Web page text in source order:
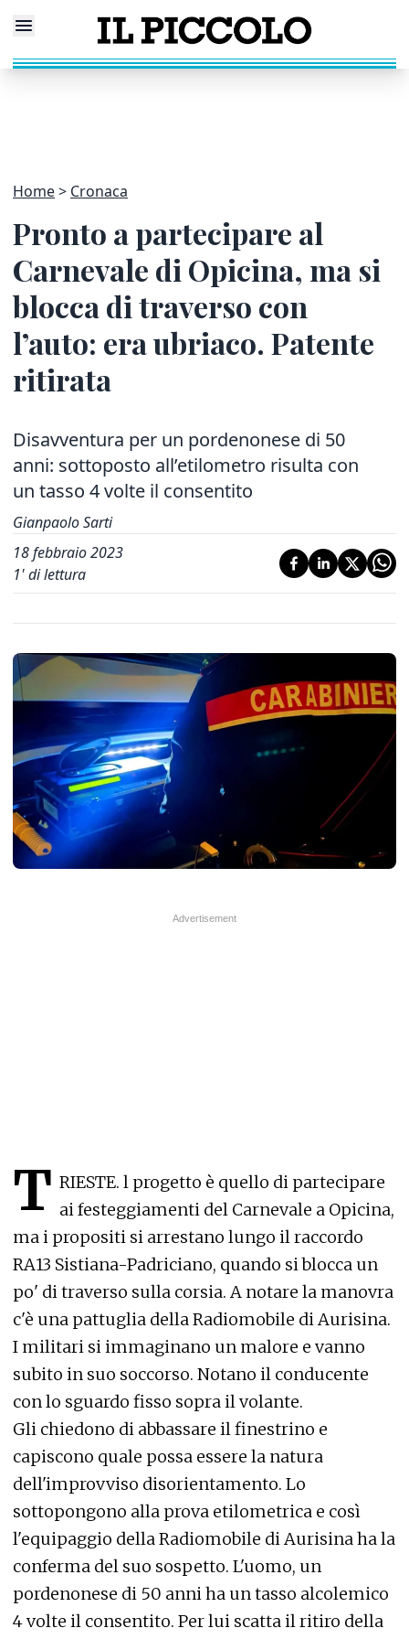
Home Cronaca
Pronto a partecipare al
Carnevale di Opicina, ma si
blocca di traverso con
l’auto: era ubriaco. Patente
ritirata
Disavventura per un pordenonese di 50
anni: sottoposto all’etilometro risulta con
un tasso 4 volte il consentito
Gianpaolo Sarti
18 febbraio 2023
1' di lettura
T RIESTE. l progetto è quello di partecipare
ai festeggiamenti del Carnevale a Opicina,
ma i propositi si arrestano lungo il raccordo
RA13 Sistiana-Padriciano, quando si blocca un
po' di traverso sulla corsia. A notare la manovra
c'è una pattuglia della Radiomobile di Aurisina.
I militari si immaginano un malore e vanno
subito in suo soccorso. Notano il conducente
con lo sguardo fisso sopra il volante.
Gli chiedono di abbassare il finestrino e
capiscono quale possa essere la natura
dell'improvviso disorientamento. Lo
sottopongono alla prova etilometrica e così
l'equipaggio della Radiomobile di Aurisina ha la
conferma del suo sospetto. L'uomo, un
pordenonese di 50 anni ha un tasso alcolemico
4 volte il consentito. Per lui scatta il ritiro della